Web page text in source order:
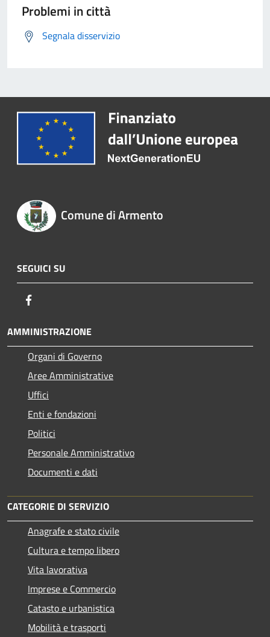
Problemi in città
Segnala disservizio
Comune di Armento
SEGUICI SU
AMMINISTRAZIONE
Organi di Governo
Aree Amministrative
Uffici
Enti e fondazioni
Politici
Personale Amministrativo
Documenti e dati
CATEGORIE DI SERVIZIO
Anagrafe e stato civile
Cultura e tempo libero
Vita lavorativa
Imprese e Commercio
Catasto e urbanistica
Mobilità e trasporti